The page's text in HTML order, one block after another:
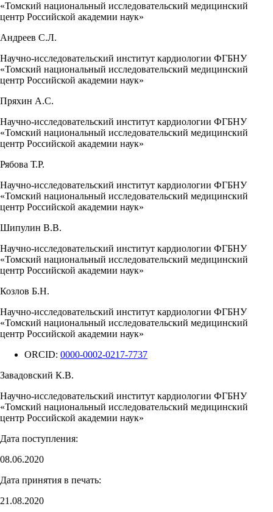
«Томский национальный исследовательский медицинский
центр Российской академии наук»
Андреев С.Л.
Научно-исследовательский институт кардиологии ФГБНУ
«Томский национальный исследовательский медицинский
центр Российской академии наук»
Пряхин А.С.
Научно-исследовательский институт кардиологии ФГБНУ
«Томский национальный исследовательский медицинский
центр Российской академии наук»
Рябова Т.Р.
Научно-исследовательский институт кардиологии ФГБНУ
«Томский национальный исследовательский медицинский
центр Российской академии наук»
Шипулин В.В.
Научно-исследовательский институт кардиологии ФГБНУ
«Томский национальный исследовательский медицинский
центр Российской академии наук»
Козлов Б.Н.
Научно-исследовательский институт кардиологии ФГБНУ
«Томский национальный исследовательский медицинский
центр Российской академии наук»
ORCID: 0000-0002-0217-7737
Завадовский К.В.
Научно-исследовательский институт кардиологии ФГБНУ
«Томский национальный исследовательский медицинский
центр Российской академии наук»
Дата поступления:
08.06.2020
Дата принятия в печать:
21.08.2020